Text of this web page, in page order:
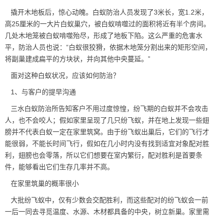
撬开木地板后，惊心动魄。白蚁防治人员发现了3米长，宽1.2米，
高25厘米的一大片白蚁巢穴，被白蚁啃噬过的面积将近有半个房间。
几处木地笼被白蚁啃噬殆尽，形成了地板下陷。这么严重的危害水
平，防治人员也说：“白蚁很狡猾，依据木地笼分割出来的矩形空间，
将副巢建成扁平的方块状，并向其他中央蔓延。”
面对这种白蚁状况，应该如何防治？
1、与客户的提早沟通
三水白蚁防治所告知客户不用过度惊惶，纷飞期的白蚁并不会攻击
人，也不会咬人；假如家里呈现了几只纷飞蚁，并在地上发现一些翅
膀并不代表白蚁一定在家里筑窝。由于纷飞蚁出巢后，它们的飞行才
能很弱，不能长时间飞行，假如在几小时内没有找到适宜对象配对胜
利，翅膀也会零落，所以它们想要在室内繁衍，配对胜利是首要条
件，能够看出它们生存几率并不高。
在家里筑巢的概率很小
大批纷飞蚁中，仅有少数会交配胜利，而这些配对的纷飞蚁会一前
一后一同去寻觅温度、水源、木材都具备的中央，树立新巢。家里需